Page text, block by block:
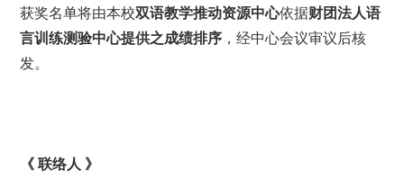
获奖名单将由本校双语教学推动资源中心依据财团法人语
言训练测验中心提供之成绩排序 ，经中心会议审议后核
发。
《 联络人 》